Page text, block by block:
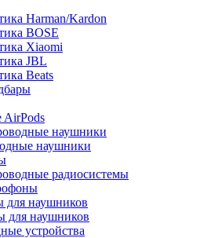
Harman/Kardon
BOSE
Xiaomi
JBL
Beats
AirPods
наушники
наушники
радиосистемы
для наушников
для наушников
устройства